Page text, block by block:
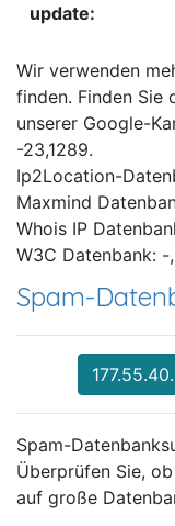
Wir verwenden
finden. Finden Sie
unserer Google-
-23,1289.
Ip2Location-
Maxmind
Whois IP
W3C Datenbank: -
Spam-
Spam-
Überprüfen Sie,
auf große